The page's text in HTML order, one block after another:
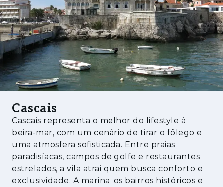
Mesmo ao lado, o Parque da Quinta da
Alagoa oferece um refúgio natural no coração
da cidade — ideal para passeios tranquilos,
pausas ao ar livre e momentos de lazer
rodeados de natureza, tornando o quotidiano
mais equilibrado e inspirador.
Cascais
Cascais representa o melhor do lifestyle à
beira-mar, com um cenário de tirar o fôlego e
uma atmosfera sofisticada. Entre praias
paradisíacas, campos de golfe e restaurantes
estrelados, a vila atrai quem busca conforto e
exclusividade. A marina, os bairros históricos e